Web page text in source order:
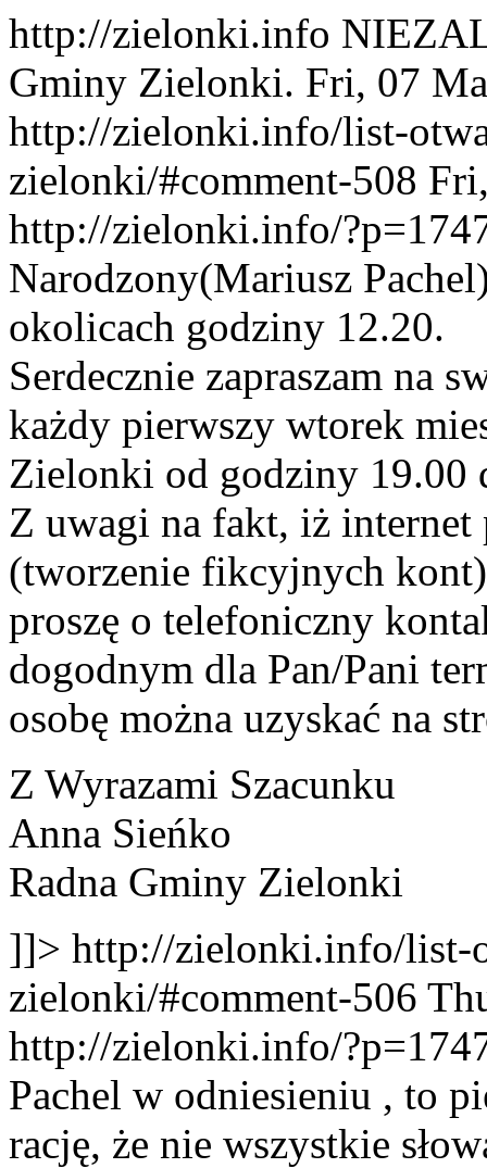
http://zielonki.info
Gminy Zielonki. Fri, 07
http://zielonki.info/list-
zielonki/#comment-508
http://zielonki.info/
Narodzony(Mariusz
okolicach godziny 12.20.
Serdecznie zapraszam na
każdy pierwszy wtorek
Zielonki od godziny 19.00
Z uwagi na fakt, iż
(tworzenie fikcyjnych
proszę o telefoniczny
dogodnym dla Pan/Pani
osobę można uzyskać na
Z Wyrazami Szacunku
Anna Sieńko
Radna Gminy Zielonki
]]> http://zielonki.info/list-
zielonki/#comment-506
http://zielonki.info/
Pachel w odniesieniu , to
rację, że nie wszystkie